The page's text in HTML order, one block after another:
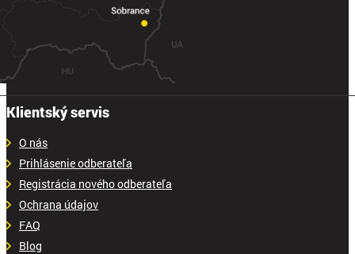
Klientský servis
O nás
Prihlásenie odberateľa
Registrácia nového odberateľa
Ochrana údajov
FAQ
Blog